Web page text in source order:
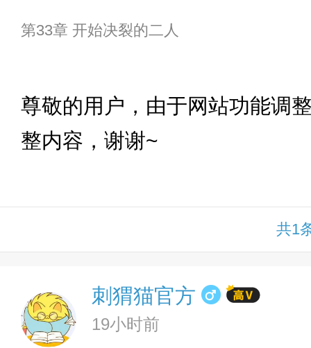
第33章 开始决裂的二人
尊敬的用户，由于网站功能调
整内容，谢谢~
共1
刺猬猫官方
19小时前